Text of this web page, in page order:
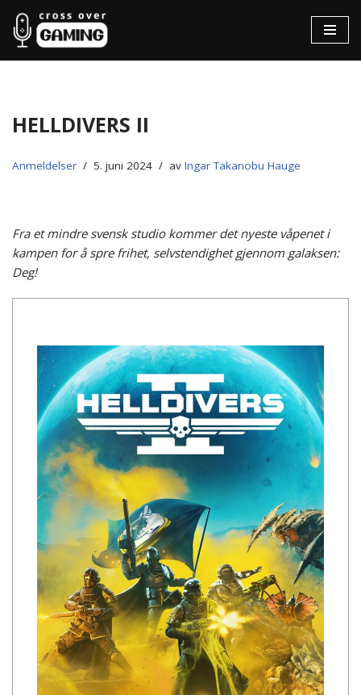
Hopp
til
Helldivers II
Anmeldelser 5. juni 2024 av Ingar Takanobu Hauge
Fra et mindre svensk studio kommer det nyeste våpenet i
kampen for å spre frihet, selvstendighet gjennom galaksen:
Deg!